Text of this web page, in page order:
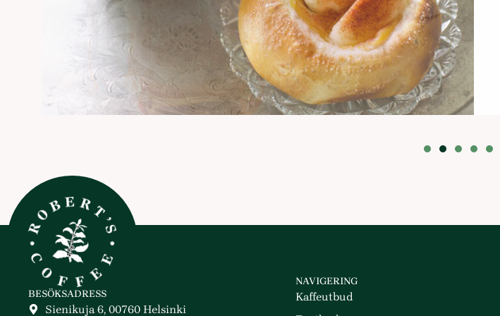
BESÖKSADRESS
Sienikuja 6, 00760 Helsinki
NAVIGERING
Kaffeutbud